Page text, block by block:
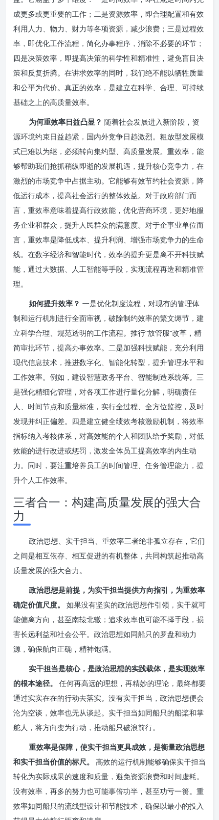
成更多或更重要的工作；二是资源效率，即合理配置和有效
利用人力、物力、财力等各项资源，减少浪费；三是过程效
率，即优化工作流程，简化办事程序，消除不必要的环节；
四是决策效率，即提高决策的科学性和精准性，避免盲目决
策和反复折腾。在讲求效率的同时，我们绝不能以牺牲质量
和公平为代价。真正的效率，是建立在科学、合理、可持续
基础之上的高质量效率。
为何重效率日益凸显？ 随着社会发展进入新阶段，资
源环境约束日益趋紧，国内外竞争日趋激烈。粗放型发展模
式已难以为继，必须转向集约型、高质量发展。重效率，能
够帮助我们抢抓稍纵即逝的发展机遇，提升核心竞争力，在
激烈的市场竞争中占据主动。它能够有效节约社会资源，降
低运行成本，提高社会运行的整体效益。对于政府部门而
言，重效率意味着提高行政效能，优化营商环境，更好地服
务企业和群众，提升人民群众的满意度。对于企事业单位而
言，重效率是降低成本、提升利润、增强市场竞争力的生命
线。在数字经济和智能时代，效率的提升更是离不开科技赋
能，通过大数据、人工智能等手段，实现流程再造和精准管
理。
如何提升效率？ 一是优化制度流程，对现有的管理体
制和运行机制进行全面审视，破除制约效率的繁文缛节，建
立科学合理、规范透明的工作流程。推行“放管服”改革，精
简审批环节，提高办事效率。二是加强科技赋能，充分利用
现代信息技术，推进数字化、智能化转型，提升管理水平和
工作效率。例如，建设智慧政务平台、智能制造系统等。三
是强化精细化管理，对各项工作进行量化分解，明确责任
人、时间节点和质量标准，实行全过程、全方位监控，及时
发现并纠正偏差。四是建立健全绩效考核激励机制，将效率
指标纳入考核体系，对高效能的个人和团队给予奖励，对低
效能的进行改进或惩罚，激发全体员工提高效率的内生动
力。同时，要注重培养员工的时间管理、任务管理能力，提
升个人工作效率。
三者合一：构建高质量发展的强大合
力
政治思想、实干担当、重效率三者绝非孤立存在，它们
之间是相互依存、相互促进的有机整体，共同构筑起推动高
质量发展的强大合力。
政治思想是前提，为实干担当提供方向指引，为重效率
确定价值尺度。
如果没有坚实的政治思想作引领，实干就可
能偏离方向，甚至南辕北辙；追求效率也可能不择手段，损
害长远利益和社会公平。政治思想如同船只的罗盘和动力
源，确保航向正确，精神饱满。
实干担当是核心，是政治思想的实践载体，是实现效率
的根本途径。
任何再高远的理想，再精妙的理论，最终都要
通过实实在在的行动去落实。没有实干担当，政治思想便会
沦为空谈，效率也无从谈起。实干担当如同船只的船桨和掌
舵人，将方向变为行动，推动船只破浪前行。
重效率是保障，使实干担当更具成效，是衡量政治思想
和实干担当价值的标尺。
高效的运行机制能够确保实干担当
转化为实际成果的速度和质量，避免资源浪费和时间虚耗。
没有效率，再多的努力也可能事倍功半，甚至功亏一篑。重
效率如同船只的流线型设计和节能技术，确保以最小的投入